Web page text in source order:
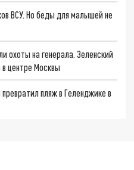
ВСУ. Но беды для малышей не
охоты на генерала. Зеленский
центре Москвы
пляж в Геленджике в